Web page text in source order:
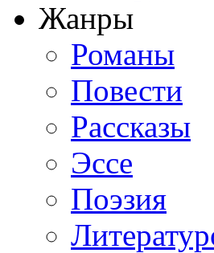
Жанры
Романы
Повести
Рассказы
Эссе
Поэзия